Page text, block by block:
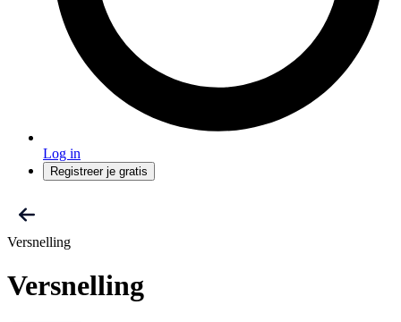
Log in
Registreer je gratis
Versnelling
Versnelling